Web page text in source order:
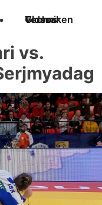
Techniken
Videos
Glossar
vs.